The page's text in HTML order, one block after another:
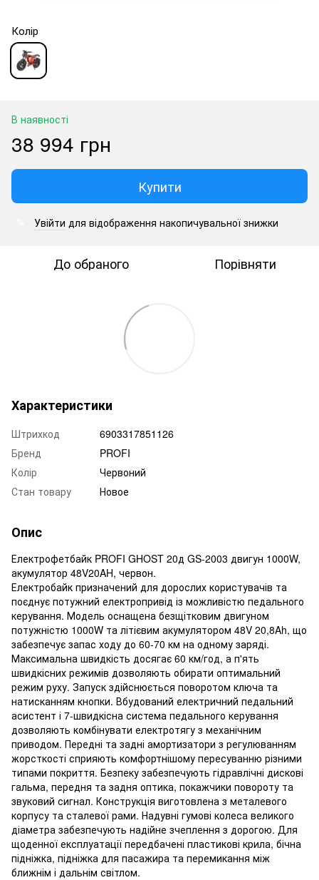
Колір
В наявності
38 994 грн
Купити
Увійти для відображення накопичувальної знижки
До обраного Порівняти
Характеристики
Штрихкод
6903317851126
Бренд
PROFI
Колір
Червоний
Стан товару
Новое
Опис
Електрофетбайк PROFI GHOST 20д GS-2003 двигун 1000W,
акумулятор 48V20AH, червон.
Електробайк призначений для дорослих користувачів та
поєднує потужний електропривід із можливістю педального
керування. Модель оснащена безщітковим двигуном
потужністю 1000W та літієвим акумулятором 48V 20,8Ah, що
забезпечує запас ходу до 60-70 км на одному заряді.
Максимальна швидкість досягає 60 км/год, а п'ять
швидкісних режимів дозволяють обирати оптимальний
режим руху. Запуск здійснюється поворотом ключа та
натисканням кнопки. Вбудований електричний педальний
асистент і 7-швидкісна система педального керування
дозволяють комбінувати електротягу з механічним
приводом. Передні та задні амортизатори з регулюванням
жорсткості сприяють комфортнішому пересуванню різними
типами покриття. Безпеку забезпечують гідравлічні дискові
гальма, передня та задня оптика, покажчики повороту та
звуковий сигнал. Конструкція виготовлена з металевого
корпусу та сталевої рами. Надувні гумові колеса великого
діаметра забезпечують надійне зчеплення з дорогою. Для
щоденної експлуатації передбачені пластикові крила, бічна
підніжка, підніжка для пасажира та перемикання між
ближнім і дальнім світлом.